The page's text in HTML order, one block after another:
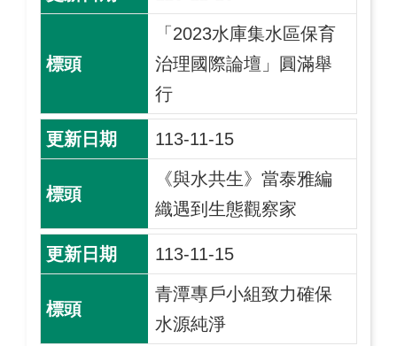
「2023水庫集水區保育
治理國際論壇」圓滿舉
行
113-11-15
《與水共生》當泰雅編
織遇到生態觀察家
113-11-15
青潭專戶小組致力確保
水源純淨